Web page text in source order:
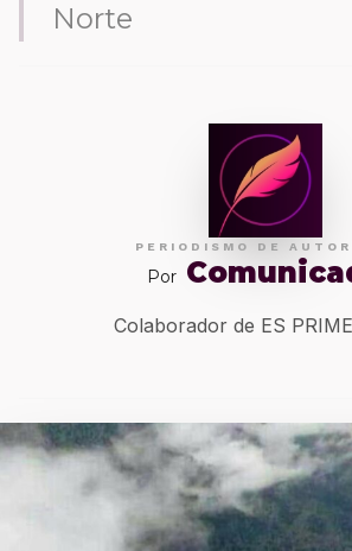
Norte
PERIODISMO DE
Por
Colaborador de ES